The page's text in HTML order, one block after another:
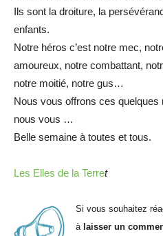
Ils sont la droiture, la
enfants.
Notre héros c’est notre mec,
amoureux, notre combattant,
notre moitié, notre gus…
Nous vous offrons ces
nous vous …
Belle semaine à toutes et tous.
Les Elles de la Terret
Si vous souhaitez
à laisser un